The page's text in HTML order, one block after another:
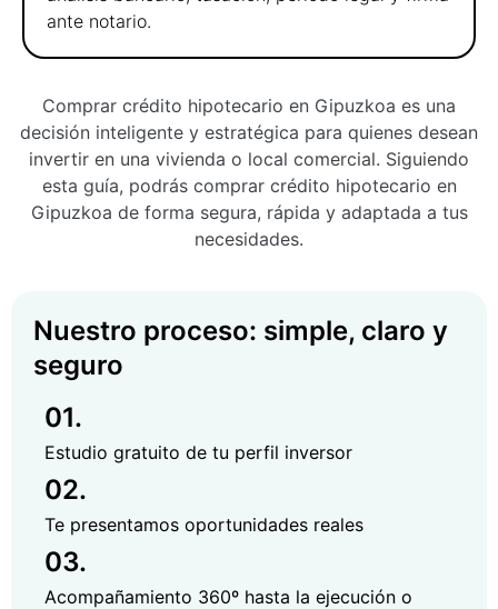
ante notario.
Comprar crédito hipotecario en Gipuzkoa es una
decisión inteligente y estratégica para quienes desean
invertir en una vivienda o local comercial. Siguiendo
esta guía, podrás comprar crédito hipotecario en
Gipuzkoa de forma segura, rápida y adaptada a tus
necesidades.
Nuestro proceso: simple, claro y
seguro
01.
Estudio gratuito de tu perfil inversor
02.
Te presentamos oportunidades reales
03.
Acompañamiento 360º hasta la ejecución o